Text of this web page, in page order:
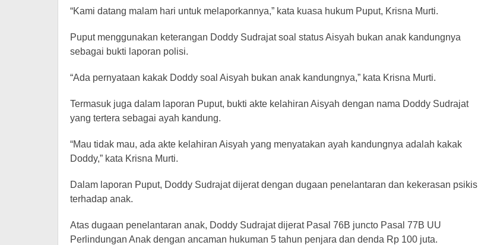
“Kami datang malam hari untuk melaporkannya,” kata kuasa hukum Puput, Krisna Murti.
Puput menggunakan keterangan Doddy Sudrajat soal status Aisyah bukan anak kandungnya
sebagai bukti laporan polisi.
“Ada pernyataan kakak Doddy soal Aisyah bukan anak kandungnya,” kata Krisna Murti.
Termasuk juga dalam laporan Puput, bukti akte kelahiran Aisyah dengan nama Doddy Sudrajat
yang tertera sebagai ayah kandung.
“Mau tidak mau, ada akte kelahiran Aisyah yang menyatakan ayah kandungnya adalah kakak
Doddy,” kata Krisna Murti.
Dalam laporan Puput, Doddy Sudrajat dijerat dengan dugaan penelantaran dan kekerasan psikis
terhadap anak.
Atas dugaan penelantaran anak, Doddy Sudrajat dijerat Pasal 76B juncto Pasal 77B UU
Perlindungan Anak dengan ancaman hukuman 5 tahun penjara dan denda Rp 100 juta.